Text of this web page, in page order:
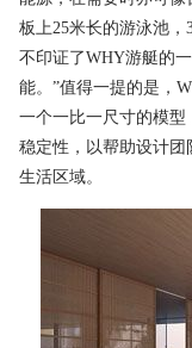
板上25米长的游泳池
不印证了WHY游艇的
能。”值得一提的是，
一个一比一尺寸的模型
稳定性，以帮助设计
生活区域。